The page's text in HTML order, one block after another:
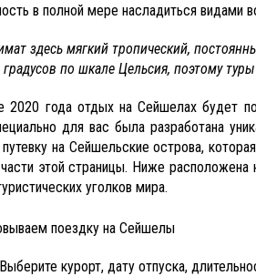
в полной мере насладиться видами
здесь мягкий тропический,
по шкале Цельсия, поэтому
2020 года отдых на Сейшелах будет
для вас была разработана
на Сейшельские острова,
этой страницы. Ниже
уголков мира.
поездку на Сейшелы
курорт, дату отпуска,